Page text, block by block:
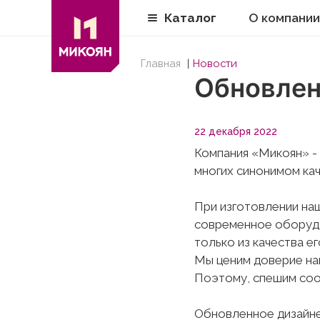
Каталог О компании
Главная Новости
22 декабря 2022
Компания «Микоян»
многих синонимом
При изготовлении
современное
только из качества
Мы ценим доверие
Поэтому, спешим
Обновленное